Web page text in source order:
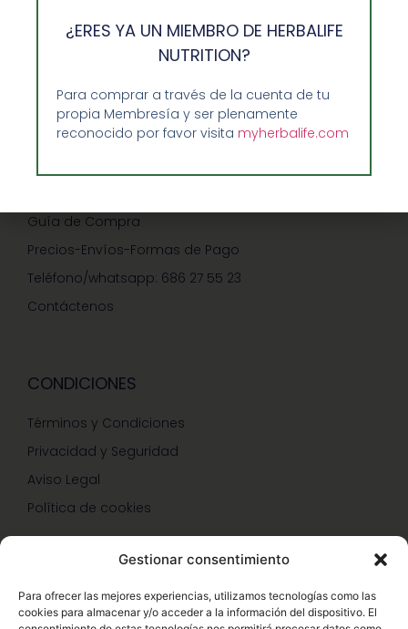
Gestionar consentimiento
Para ofrecer las mejores experiencias, utilizamos tecnologías como las
cookies para almacenar y/o acceder a la información del dispositivo. El
Opiniones de Clientes
Ventajas de Comprar en Enformaherbal.com
GUIA RAPIDA Y AYUDA
Guía de Compra
Precios-Envíos-Formas de Pago
Teléfono/whatsapp: 686 27 55 23
Contáctenos
CONDICIONES
Términos y Condiciones
Privacidad y Seguridad
Aviso Legal
Política de cookies
Hazte Miembro Herbalife
¿ERES YA UN MIEMBRO DE HERBALIFE
NUTRITION?
Para comprar a través de la cuenta de tu
propia Membresía y ser plenamente
reconocido por favor visita myherbalife.com